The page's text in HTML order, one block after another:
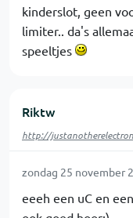
kinderslot, geen
limiter.. da's
speeltjes
Riktw
http://
zondag 25 november
eeeh een uC en